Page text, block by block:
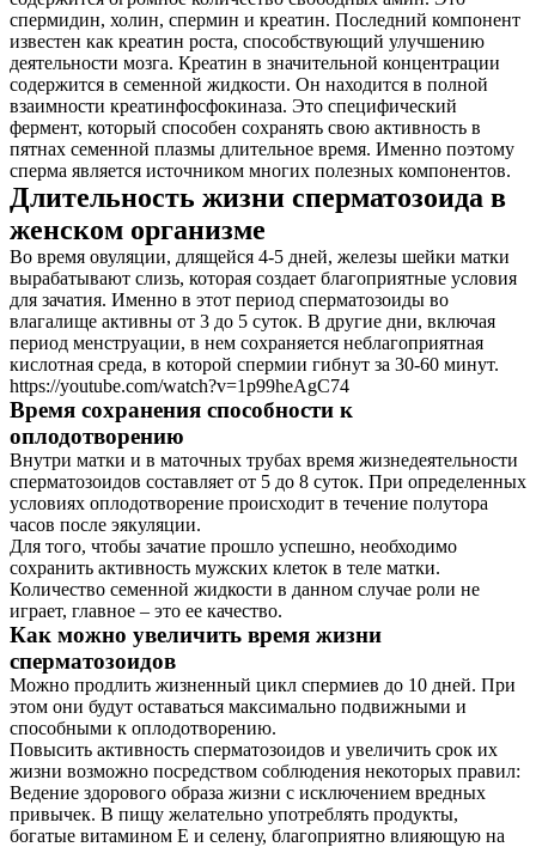
спермидин, холин, спермин и креатин. Последний компонент
известен как креатин роста, способствующий улучшению
деятельности мозга. Креатин в значительной концентрации
содержится в семенной жидкости. Он находится в полной
взаимности креатинфосфокиназа. Это специфический
фермент, который способен сохранять свою активность в
пятнах семенной плазмы длительное время. Именно поэтому
сперма является источником многих полезных компонентов.
Длительность жизни сперматозоида в
женском организме
Во время овуляции, длящейся 4-5 дней, железы шейки матки
вырабатывают слизь, которая создает благоприятные условия
для зачатия. Именно в этот период сперматозоиды во
влагалище активны от 3 до 5 суток. В другие дни, включая
период менструации, в нем сохраняется неблагоприятная
кислотная среда, в которой спермии гибнут за 30-60 минут.
https://youtube.com/watch?v=1p99heAgC74
Время сохранения способности к
оплодотворению
Внутри матки и в маточных трубах время жизнедеятельности
сперматозоидов составляет от 5 до 8 суток. При определенных
условиях оплодотворение происходит в течение полутора
часов после эякуляции.
Для того, чтобы зачатие прошло успешно, необходимо
сохранить активность мужских клеток в теле матки.
Количество семенной жидкости в данном случае роли не
играет, главное – это ее качество.
Как можно увеличить время жизни
сперматозоидов
Можно продлить жизненный цикл спермиев до 10 дней. При
этом они будут оставаться максимально подвижными и
способными к оплодотворению.
Повысить активность сперматозоидов и увеличить срок их
жизни возможно посредством соблюдения некоторых правил:
Ведение здорового образа жизни с исключением вредных
привычек. В пищу желательно употреблять продукты,
богатые витамином Е и селену, благоприятно влияющую на